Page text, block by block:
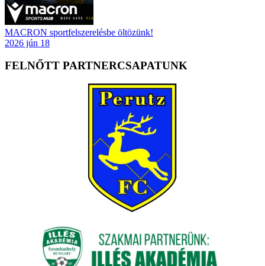
MACRON sportfelszerelésbe öltözünk!
2026 jún 18
FELNŐTT PARTNERCSAPATUNK